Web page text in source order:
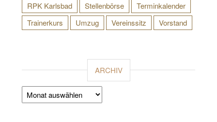
RPK Karlsbad
Stellenbörse
Terminkalender
Trainerkurs
Umzug Vereinssitz Vorstand
ARCHIV
Archiv